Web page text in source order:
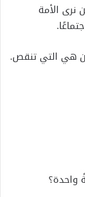
نرى الأمة
هي التي تنقص.
واحدة؟